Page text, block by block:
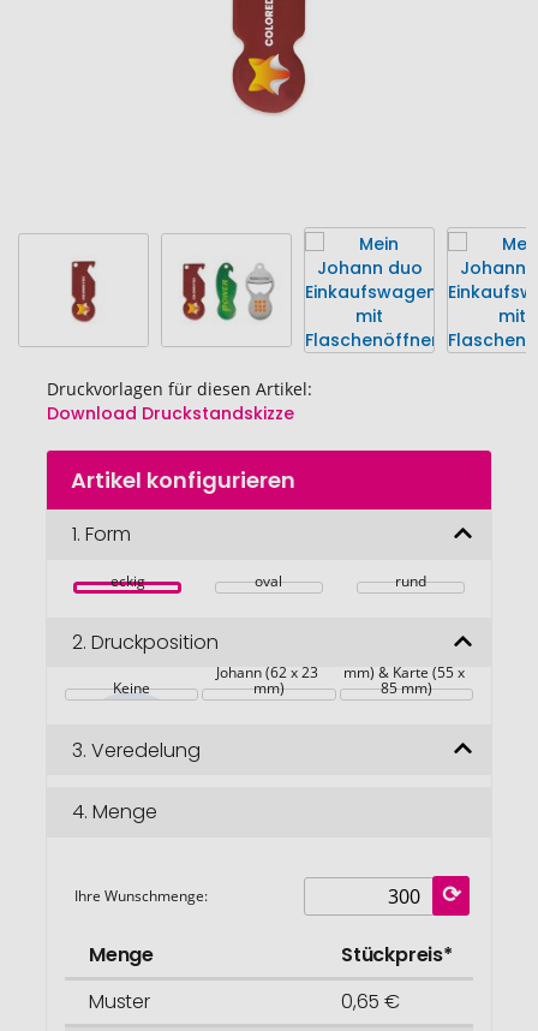
Druckvorlagen für diesen Artikel:
Download Druckstandskizze
Zum
Anfang
Bildgalerie
Artikel konfigurieren
1. Form
eckig oval rund
2. Druckposition
Keine
Johann (62 x 23
mm)
mm) & Karte (55 x
85 mm)
3. Veredelung
4. Menge
Ihre Wunschmenge:
Menge
Stückpreis*
Muster
0,65 €